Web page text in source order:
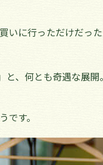
に行っただけだっ
、何とも奇遇な展開。
す。